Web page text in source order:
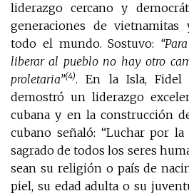
liderazgo cercano y
generaciones de
todo el mundo. Sostuvo:
liberar al pueblo no hay otro
proletaria”(4). En la Isla, Fidel
demostró un liderazgo
cubana y en la construcción
cubano señaló: “Luchar por
sagrado de todos los seres
sean su religión o país de
piel, su edad adulta o su